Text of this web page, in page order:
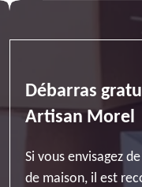
Débarras
Artisan Morel
Si vous envisagez
de maison, il est